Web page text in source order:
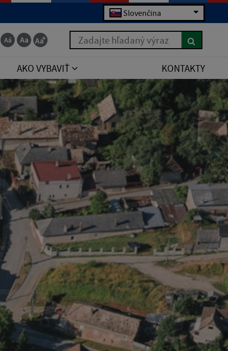
Slovenčina
Zadajte hľadaný výraz
AKO VYBAVIŤ KONTAKTY